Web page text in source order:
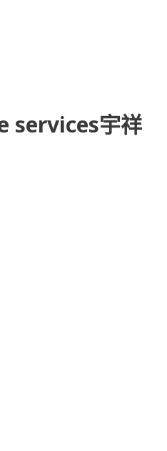
的交通運輸解決方案，充分利用智
services宇祥